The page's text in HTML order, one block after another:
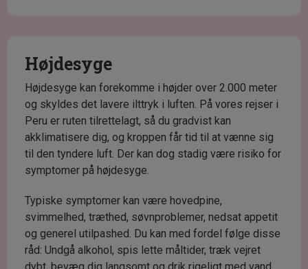
Højdesyge
Højdesyge kan forekomme i højder over 2.000 meter
og skyldes det lavere ilttryk i luften. På vores rejser i
Peru er ruten tilrettelagt, så du gradvist kan
akklimatisere dig, og kroppen får tid til at vænne sig
til den tyndere luft. Der kan dog stadig være risiko for
symptomer på højdesyge.
Typiske symptomer kan være hovedpine,
svimmelhed, træthed, søvnproblemer, nedsat appetit
og generel utilpashed. Du kan med fordel følge disse
råd: Undgå alkohol, spis lette måltider, træk vejret